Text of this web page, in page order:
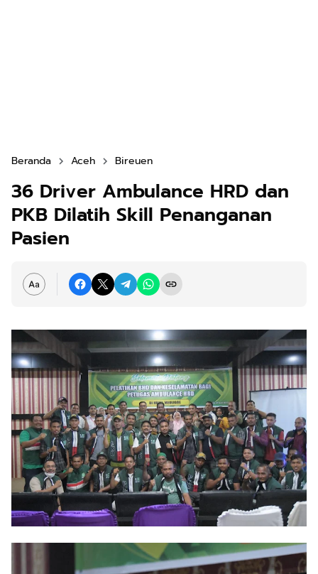
Beranda Aceh Bireuen
36 Driver Ambulance HRD dan
PKB Dilatih Skill Penanganan
Pasien